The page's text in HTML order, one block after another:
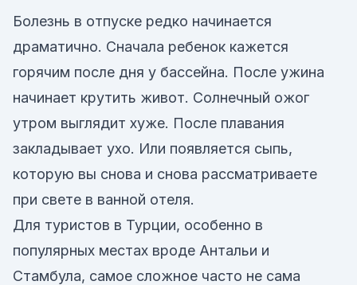
Болезнь в отпуске редко начинается
драматично. Сначала ребенок кажется
горячим после дня у бассейна. После ужина
начинает крутить живот. Солнечный ожог
утром выглядит хуже. После плавания
закладывает ухо. Или появляется сыпь,
которую вы снова и снова рассматриваете
при свете в ванной отеля.
Для туристов в Турции, особенно в
популярных местах вроде Антальи и
Стамбула, самое сложное часто не сама